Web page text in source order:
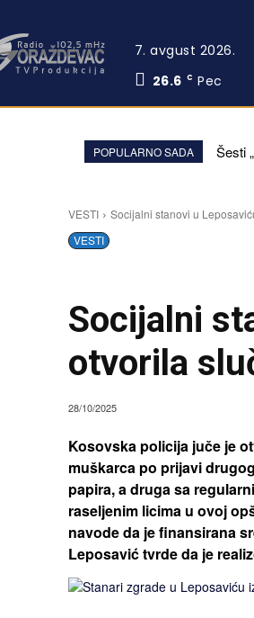
7. avgust 2026.
26.6 C Pec
POPULARNO SADA Šesti
VESTI
Socijalni stanovi u
VESTI
Socijalni
otvorila
28/10/2025
Kosovska policija juče je
muškarca po prijavi
papira, a druga sa
raseljenim licima u ovoj
navode da je finansirana
Leposavić tvrde da je